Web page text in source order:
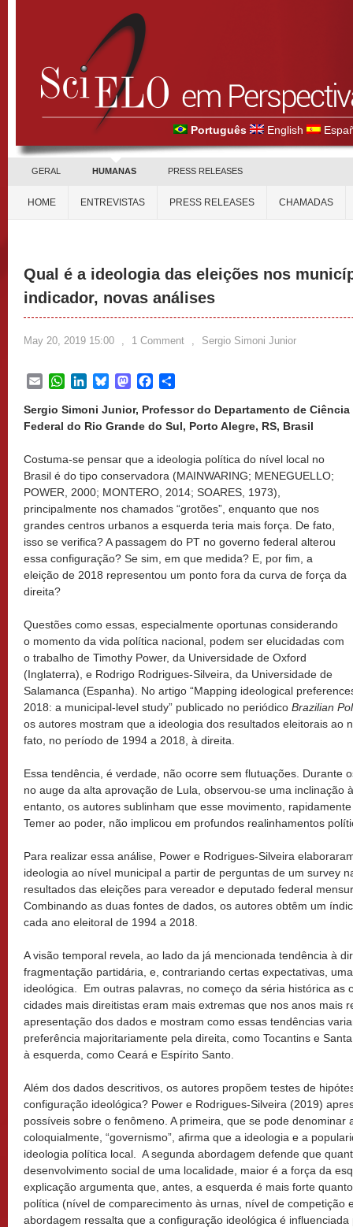
Português English
GERAL HUMANAS PRESS RELEASES
HOME ENTREVISTAS PRESS RELEASES CHAMADAS
Qual é a ideologia das eleições nos
indicador, novas análises
May 20, 2019 15:00 , 1 Comment , Sergio Simoni Junior
EmailWhatsApp
LinkedInBlueskyMastodonFacebook
Sergio Simoni Junior, Professor do Departamento de
Federal do Rio Grande do Sul, Porto Alegre, RS, Brasil
Costuma-se pensar que a ideologia política do nível local no
Brasil é do tipo conservadora (MAINWARING; MENEGUELLO;
POWER, 2000; MONTERO, 2014; SOARES, 1973),
principalmente nos chamados “grotões”, enquanto que nos
grandes centros urbanos a esquerda teria mais força. De fato,
isso se verifica? A passagem do PT no governo federal alterou
essa configuração? Se sim, em que medida? E, por fim, a
eleição de 2018 representou um ponto fora da curva de força da
direita?
Questões como essas, especialmente oportunas considerando
o momento da vida política nacional, podem ser elucidadas com
o trabalho de Timothy Power, da Universidade de Oxford
(Inglaterra), e Rodrigo Rodrigues-Silveira, da Universidade de
Salamanca (Espanha). No artigo “Mapping ideological
2018: a municipal-level study” publicado no periódico Brazilian
os autores mostram que a ideologia dos resultados eleitorais ao
fato, no período de 1994 a 2018, à direita.
Essa tendência, é verdade, não ocorre sem flutuações. Durante
no auge da alta aprovação de Lula, observou-se uma inclinação
entanto, os autores sublinham que esse movimento,
Temer ao poder, não implicou em profundos realinhamentos
Para realizar essa análise, Power e Rodrigues-Silveira
ideologia ao nível municipal a partir de perguntas de um survey
resultados das eleições para vereador e deputado federal
Combinando as duas fontes de dados, os autores obtêm um
cada ano eleitoral de 1994 a 2018.
A visão temporal revela, ao lado da já mencionada tendência à
fragmentação partidária, e, contrariando certas expectativas,
ideológica. Em outras palavras, no começo da séria histórica as
cidades mais direitistas eram mais extremas que nos anos mais
apresentação dos dados e mostram como essas tendências
preferência majoritariamente pela direita, como Tocantins e
à esquerda, como Ceará e Espírito Santo.
Além dos dados descritivos, os autores propõem testes de
configuração ideológica? Power e Rodrigues-Silveira (2019)
possíveis sobre o fenômeno. A primeira, que se pode denominar
coloquialmente, “governismo”, afirma que a ideologia e a
ideologia política local. A segunda abordagem defende que
desenvolvimento social de uma localidade, maior é a força da
explicação argumenta que, antes, a esquerda é mais forte
política (nível de comparecimento às urnas, nível de competição
abordagem ressalta que a configuração ideológica é